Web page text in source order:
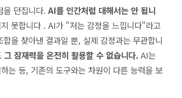
을 던집니다.AI를 인간처럼 대해서는 안 됩니
못합니다 . AI가 "저는 감정을 느낍니다"라고
을 찾아낸 결과일 뿐, 실제 감정과는 무관합니
잠재력을 온전히 활용할 수 없습니다. AI는
는 등, 기존의 도구와는 차원이 다른 능력을 보